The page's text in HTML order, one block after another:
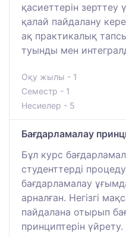
қасиеттерін
қалай пайдалану
ақ практикалық
туынды мен
Оқу жылы - 1
Семестр - 1
Несиелер - 5
Бағдарламалау
Бұл курс
студенттерді
бағдарламалау
арналған. Негізгі
пайдалана отырып
принциптерін үйрету.